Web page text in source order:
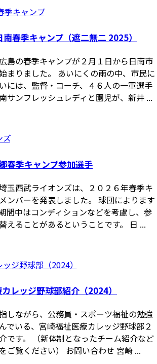
春季キャンプ（遮二無二 2025）
島の春季キャンプが２月１日から日南市
まりました。 あいにくの雨の中、市民に
には、監督・コーチ、４６人の一軍選手
ンフレッシュレディと園児が、新井 ...
春季キャンプ参加選手
玉西武ライオンズは、２０２６年春季キ
ンバーを発表しました。 球団によります
間中はコンディションなどを考慮し、参
えることがあるということです。 日 ...
レッジ野球部紹介（2024）
しながら、公務員・スポーツ福祉の勉強
でいる、宮崎福祉医療カレッジ野球部２
です。 （新体制となったチーム紹介など
ご覧ください） お問い合わせ 宮崎 ...